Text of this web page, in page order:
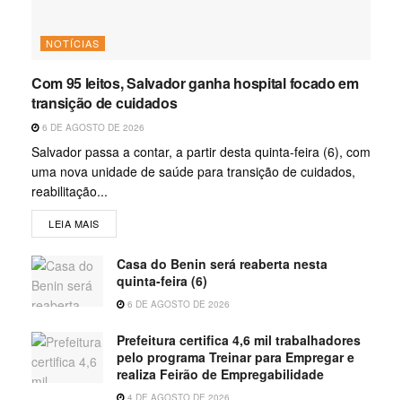
NOTÍCIAS
Com 95 leitos, Salvador ganha hospital focado em
transição de cuidados
6 DE AGOSTO DE 2026
Salvador passa a contar, a partir desta quinta-feira (6), com
uma nova unidade de saúde para transição de cuidados,
reabilitação...
LEIA MAIS
Casa do Benin será reaberta nesta
quinta-feira (6)
6 DE AGOSTO DE 2026
Prefeitura certifica 4,6 mil trabalhadores
pelo programa Treinar para Empregar e
realiza Feirão de Empregabilidade
4 DE AGOSTO DE 2026